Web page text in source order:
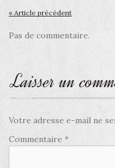
« Article précédent
Pas de commentaire.
Laisser un
Votre adresse e-mail ne
Commentaire *